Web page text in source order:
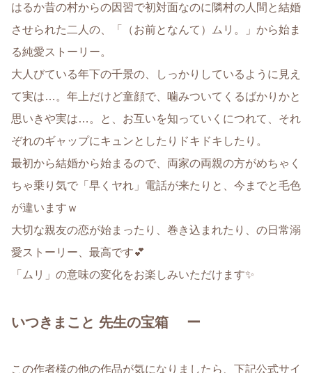
はるか昔の村からの因習で初対面なのに隣村の人間と結婚
させられた二人の、「（お前となんて）ムリ。」から始ま
る純愛ストーリー。
大人びている年下の千景の、しっかりしているように見え
て実は…。年上だけど童顔で、噛みついてくるばかりかと
思いきや実は…。と、お互いを知っていくにつれて、それ
ぞれのギャップにキュンとしたりドキドキしたり。
最初から結婚から始まるので、両家の両親の方がめちゃく
ちゃ乗り気で「早くヤれ」電話が来たりと、今までと毛色
が違いますｗ
大切な親友の恋が始まったり、巻き込まれたり、の日常溺
愛ストーリー、最高です💕
「ムリ」の意味の変化をお楽しみいただけます✨
いつきまこと 先生の宝箱 ー
この作者様の他の作品が気になりましたら、下記公式サイ